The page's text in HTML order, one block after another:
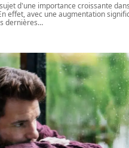
d'une importance croissante dans
effet, avec une augmentation
dernières…